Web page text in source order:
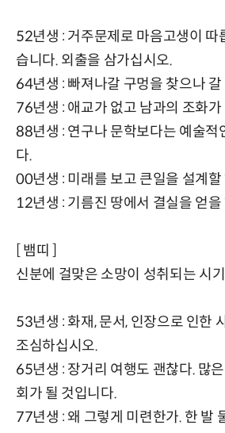
52년생 : 거주문제로 마음고생이 따
습니다. 외출을 삼가십시오.
64년생 : 빠져나갈 구멍을 찾으나
76년생 : 애교가 없고 남과의 조화
88년생 : 연구나 문학보다는 예술적
다.
00년생 : 미래를 보고 큰일을 설계할
12년생 : 기름진 땅에서 결실을 얻
[ 뱀띠 ]
신분에 걸맞은 소망이 성취되는 시
53년생 : 화재, 문서, 인장으로 인한
조심하십시오.
65년생 : 장거리 여행도 괜찮다. 많
회가 될 것입니다.
77년생 : 왜 그렇게 미련한가. 한 발